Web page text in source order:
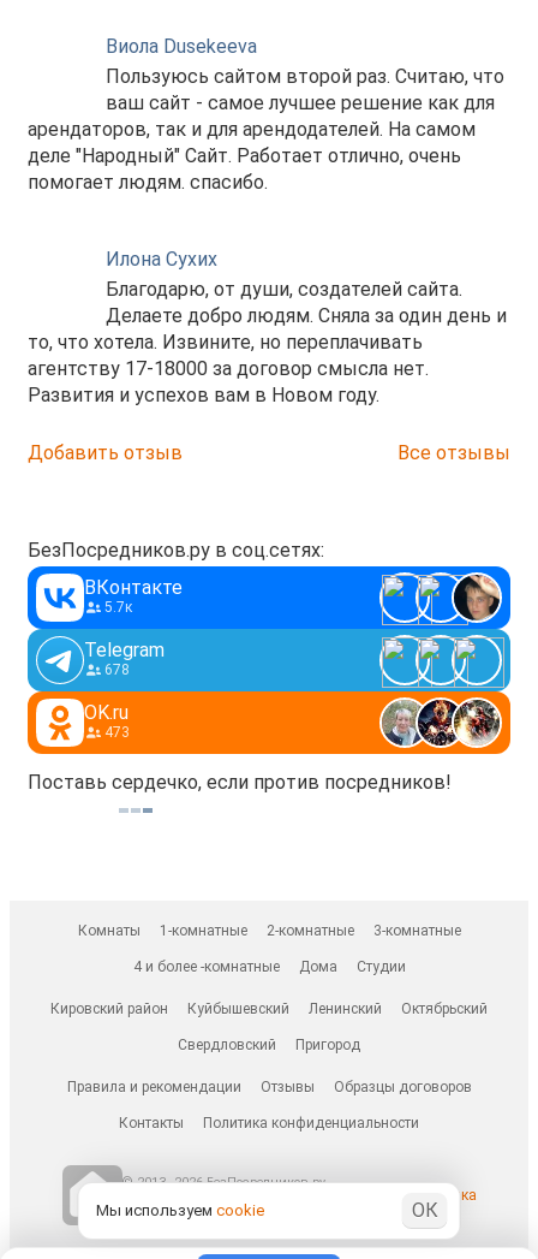
Виола Dusekeeva
Пользуюсь сайтом второй раз. Считаю, что
ваш сайт - самое лучшее решение как для
арендаторов, так и для арендодателей. На самом
деле "Народный" Сайт. Работает отлично, очень
помогает людям. спасибо.
Илона Сухих
Благодарю, от души, создателей сайта.
Делаете добро людям. Сняла за один день и
то, что хотела. Извините, но переплачивать
агентству 17-18000 за договор смысла нет.
Развития и успехов вам в Новом году.
Добавить отзыв Все отзывы
БезПосредников.ру в соц.сетях:
ВКонтакте
5.7к
Telegram
678
OK.ru
473
Поставь сердечко, если против посредников!
Комнаты 1-комнатные 2-комнатные 3-комнатные
4 и более -комнатные Дома Студии
Кировский район Куйбышевский Ленинский Октябрьский
Свердловский Пригород
Правила и рекомендации Отзывы Образцы договоров
Контакты Политика конфиденциальности
© 2013–2026 БезПосредников.ру
БесПосредника.ру / besposrednika.ru
Мы используем cookie ОК